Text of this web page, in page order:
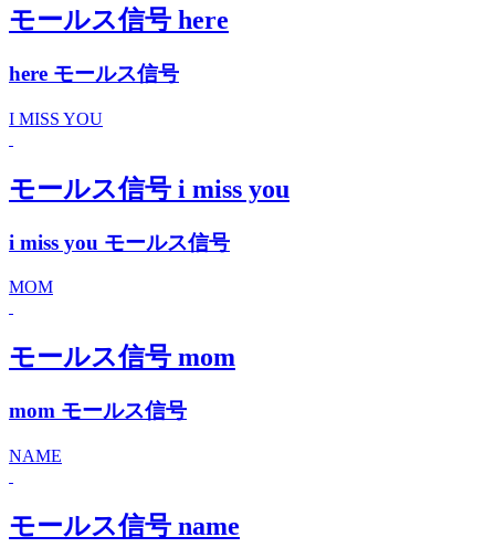
モールス信号 here
here モールス信号
I MISS YOU
モールス信号 i miss you
i miss you モールス信号
MOM
モールス信号 mom
mom モールス信号
NAME
モールス信号 name